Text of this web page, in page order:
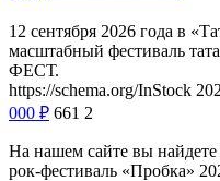
12 сентября 2026 года в
масштабный фестиваль
ФЕСТ.
https://schema.org/InStock
000 ₽ 661 2
На нашем сайте вы
рок-фестиваль «Пробка»